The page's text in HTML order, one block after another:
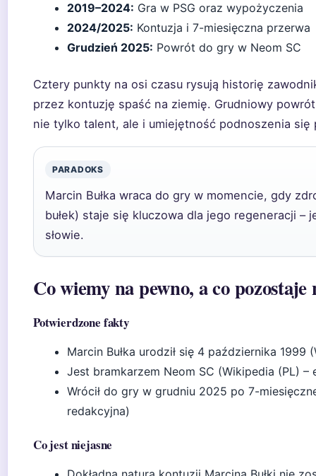
2019–2024: Gra w PSG oraz wypożyczenia
2024/2025: Kontuzja i 7-miesięczna przerwa
Grudzień 2025: Powrót do gry w Neom SC
Cztery punkty na osi czasu rysują historię
przez kontuzję spaść na ziemię. Grudniowy
nie tylko talent, ale i umiejętność podnoszenia się
PARADOKS
Marcin Bułka wraca do gry w momencie, gdy
bułek) staje się kluczowa dla jego regeneracji
słowie.
Co wiemy na pewno, a co pozostaje
Potwierdzone fakty
Marcin Bułka urodził się 4 października
Jest bramkarzem Neom SC (Wikipedia (PL)
Wrócił do gry w grudniu 2025 po 7-
redakcyjna)
Co jest niejasne